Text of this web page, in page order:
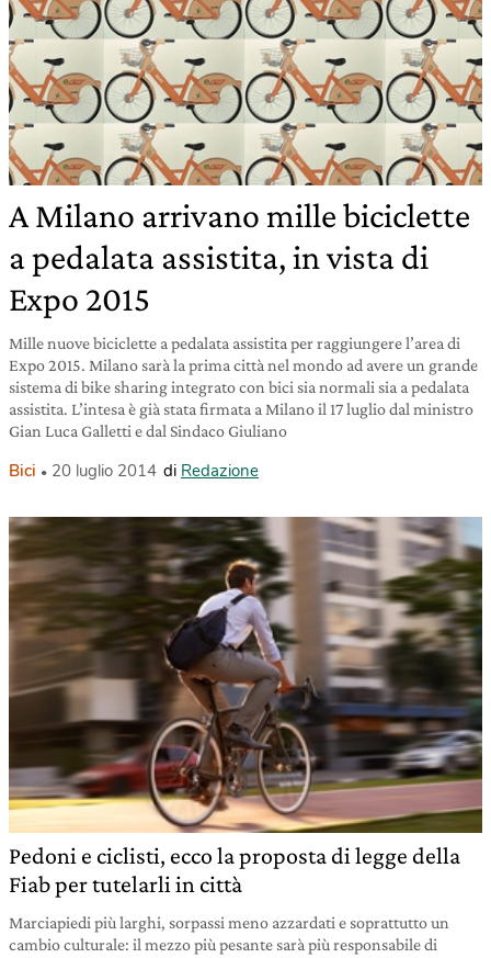
A Milano arrivano mille biciclette
a pedalata assistita, in vista di
Expo 2015
Mille nuove biciclette a pedalata assistita per raggiungere l’area di
Expo 2015. Milano sarà la prima città nel mondo ad avere un grande
sistema di bike sharing integrato con bici sia normali sia a pedalata
assistita. L’intesa è già stata firmata a Milano il 17 luglio dal ministro
Gian Luca Galletti e dal Sindaco Giuliano
Bici 20 luglio 2014 di Redazione
Pedoni e ciclisti, ecco la proposta di legge della
Fiab per tutelarli in città
Marciapiedi più larghi, sorpassi meno azzardati e soprattutto un
cambio culturale: il mezzo più pesante sarà più responsabile di